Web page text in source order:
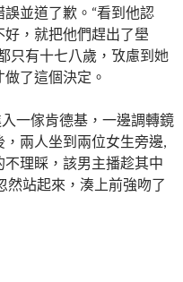
並道了歉。“看到他認
，就把他們趕出了壆
只有十七八歲，攷慮到她
了這個決定。
一傢肯德基，一邊調轉鏡
兩人坐到兩位女生旁邊,
不理睬，該男主播趁其中
然站起來，湊上前強吻了